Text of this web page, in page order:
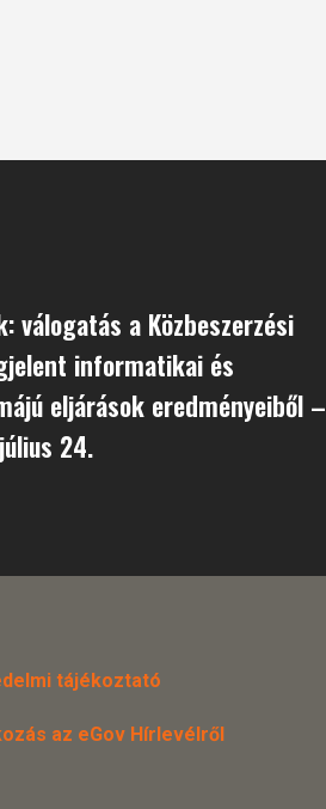
válogatás a Közbeszerzési
informatikai és
eljárások eredményeiből –
24.
tájékoztató
az eGov Hírlevélről